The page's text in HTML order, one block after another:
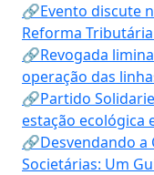
🔗Evento discute
Reforma
🔗Revogada
operação das
🔗Partido
estação ecológica
🔗Desvendando a
Societárias: Um